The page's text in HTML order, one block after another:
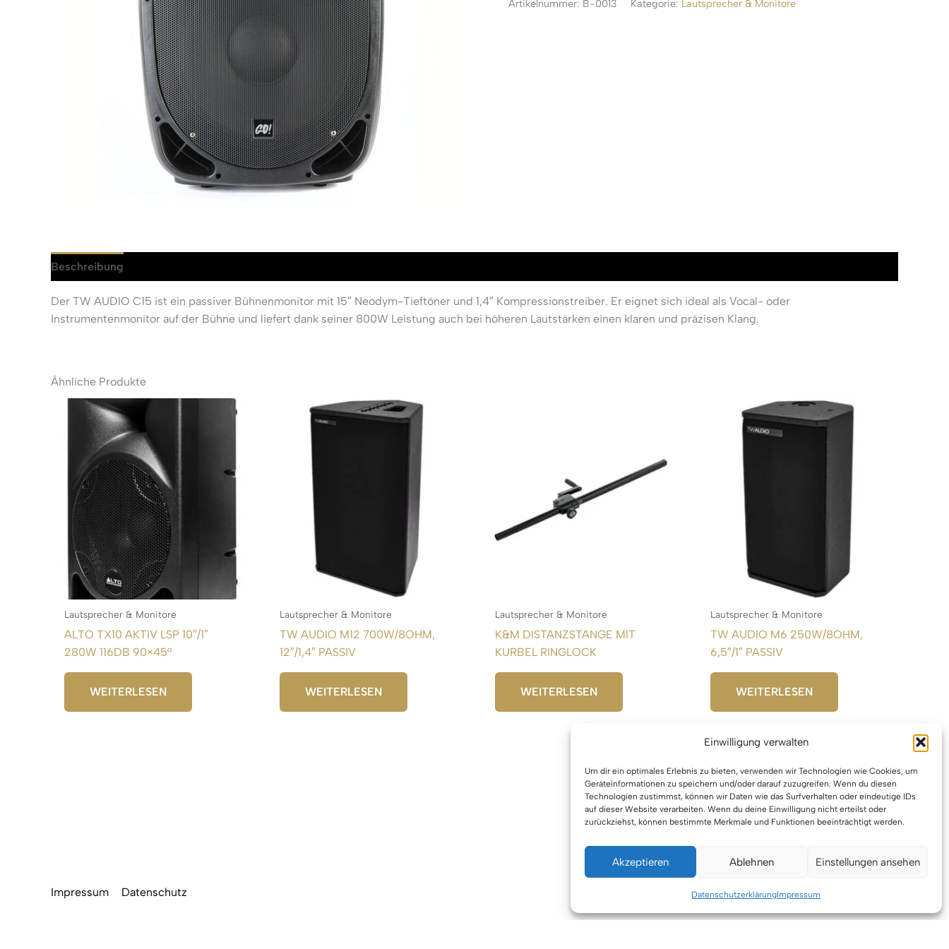
Einwilligung verwalten
Um dir ein optimales Erlebnis zu bieten, verwenden wir Technologien wie Cookies, um
Geräteinformationen zu speichern und/oder darauf zuzugreifen. Wenn du diesen
Technologien zustimmst, können wir Daten wie das Surfverhalten oder eindeutige IDs
auf dieser Website verarbeiten. Wenn du deine Einwilligung nicht erteilst oder
zurückziehst, können bestimmte Merkmale und Funktionen beeinträchtigt werden.
Akzeptieren Ablehnen Einstellungen ansehen
DatenschutzerklärungImpressum
Artikelnummer: B-0013 Kategorie: Lautsprecher & Monitore
Beschreibung
Der TW AUDIO C15 ist ein passiver Bühnenmonitor mit 15″ Neodym-Tieftöner und 1,4″ Kompressionstreiber. Er eignet sich ideal als Vocal- oder
Instrumentenmonitor auf der Bühne und liefert dank seiner 800W Leistung auch bei höheren Lautstärken einen klaren und präzisen Klang.
Ähnliche Produkte
Lautsprecher & Monitore
ALTO TX10 AKTIV LSP 10″/1″
280W 116DB 90×45°
WEITERLESEN
Lautsprecher & Monitore
TW AUDIO M12 700W/8OHM,
12″/1,4″ PASSIV
WEITERLESEN
Lautsprecher & Monitore
K&M DISTANZSTANGE MIT
KURBEL RINGLOCK
WEITERLESEN
Lautsprecher & Monitore
TW AUDIO M6 250W/8OHM,
6,5″/1″ PASSIV
WEITERLESEN
Impressum Datenschutz Urheberrecht © 2026 VTBW Veranstaltungstechnik BW